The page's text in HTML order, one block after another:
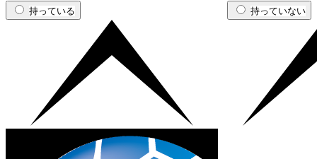
持っている 持っていない